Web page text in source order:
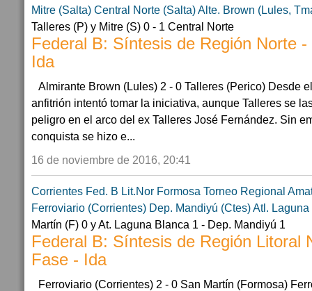
Mitre (Salta) Central Norte (Salta)Alte. Brown (Lules,
Talleres (P) y Mitre (S) 0 - 1 Central Norte
Federal B: Síntesis de Región Norte
Ida
Almirante Brown (Lules) 2 - 0 Talleres (Perico) Desde
anfitrión intentó tomar la iniciativa, aunque Talleres se
peligro en el arco del ex Talleres José Fernández. Sin
conquista se hizo e...
16 de noviembre de 2016, 20:41
Corrientes Fed. B Lit.Nor Formosa Torneo Regional
Ferroviario (Corrientes) Dep. Mandiyú (Ctes)Atl.
Martín (F) 0 y At. Laguna Blanca 1 - Dep. Mandiyú 1
Federal B: Síntesis de Región Litoral
Fase - Ida
Ferroviario (Corrientes) 2 - 0 San Martín (Formosa)